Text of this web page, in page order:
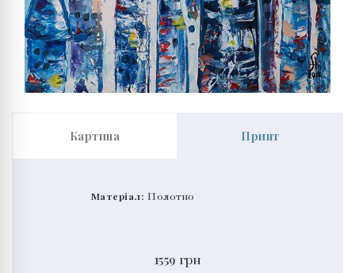
Картина Принт
Матеріал: Полотно
1559 грн